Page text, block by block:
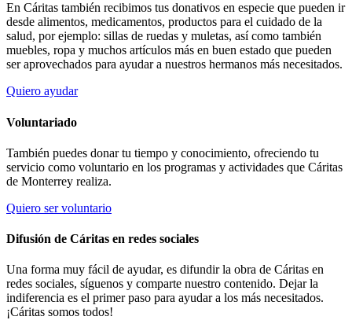
En Cáritas también recibimos tus donativos en especie que pueden ir
desde alimentos, medicamentos, productos para el cuidado de la
salud, por ejemplo: sillas de ruedas y muletas, así como también
muebles, ropa y muchos artículos más en buen estado que pueden
ser aprovechados para ayudar a nuestros hermanos más necesitados.
Quiero ayudar
Voluntariado
También puedes donar tu tiempo y conocimiento, ofreciendo tu
servicio como voluntario en los programas y actividades que Cáritas
de Monterrey realiza.
Quiero ser voluntario
Difusión de Cáritas en redes sociales
Una forma muy fácil de ayudar, es difundir la obra de Cáritas en
redes sociales, síguenos y comparte nuestro contenido. Dejar la
indiferencia es el primer paso para ayudar a los más necesitados.
¡Cáritas somos todos!